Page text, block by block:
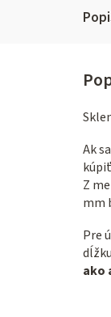
Ak
Z
mm
Pre
ako